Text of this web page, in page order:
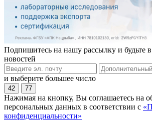
Подпишитесь на нашу рассылку и будьте в
новостей
и выберите большее число
42 77
Нажимая на кнопку, Вы соглашаетесь на
персональных данных в соответствии с
конфиденциальности»